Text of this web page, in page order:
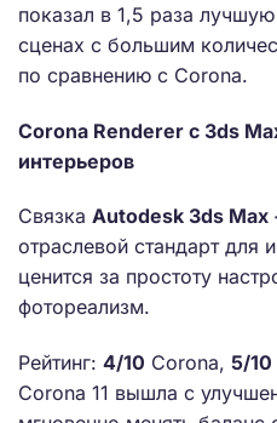
показал в 1,5 раза
сценах с большим
по сравнению с Corona.
Corona Renderer с 3ds
интерьеров
Связка Autodesk 3ds Max
отраслевой стандарт для
ценится за простоту
фотореализм.
Рейтинг: 4/10 Corona, 5/10
Corona 11 вышла с